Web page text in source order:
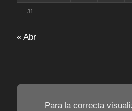
31
« Abr
Para la correcta